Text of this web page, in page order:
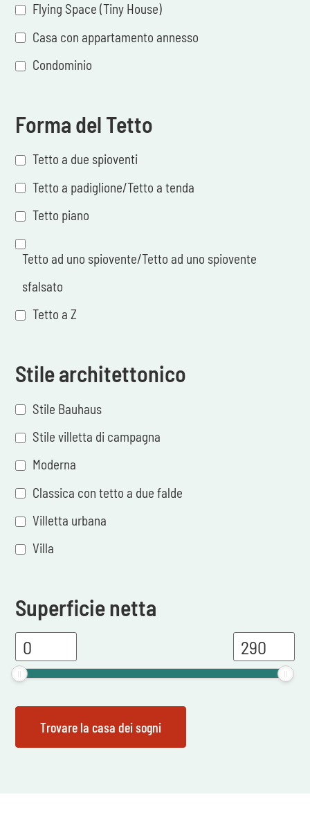
Flying Space (Tiny House)
Casa con appartamento annesso
Condominio
Forma del Tetto
Tetto a due spioventi
Tetto a padiglione/Tetto a tenda
Tetto piano
Tetto ad uno spiovente/Tetto ad uno spiovente
sfalsato
Tetto a Z
Stile architettonico
Stile Bauhaus
Stile villetta di campagna
Moderna
Classica con tetto a due falde
Villetta urbana
Villa
Superficie netta